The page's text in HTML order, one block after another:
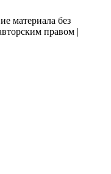
материала без
правом |